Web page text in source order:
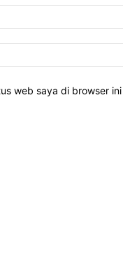
web saya di browser